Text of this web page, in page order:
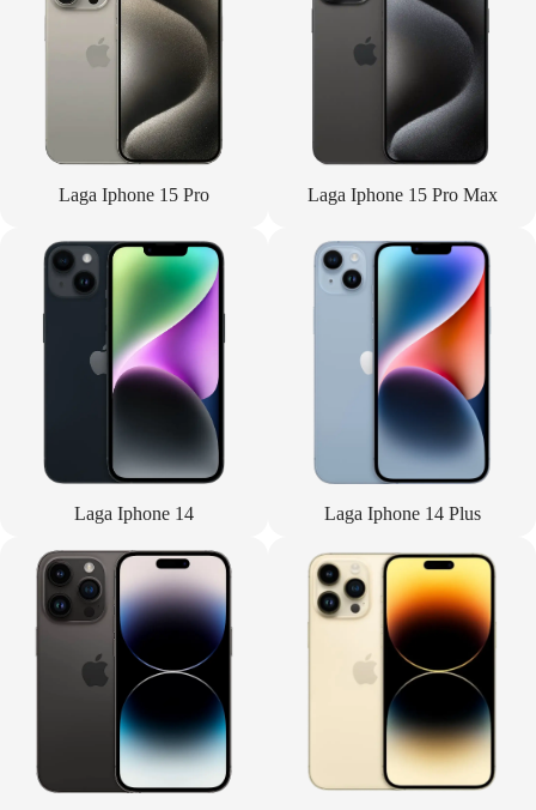
Laga Iphone 15 Pro Laga Iphone 15 Pro Max
Laga Iphone 14 Laga Iphone 14 Plus